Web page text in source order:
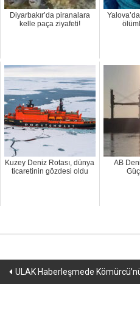
Diyarbakır’da piranalara
kelle paça ziyafeti!
Kuzey Deniz Rotası, dünya
ticaretinin gözdesi oldu
AB
Yazı
ULAK Haberleşmede